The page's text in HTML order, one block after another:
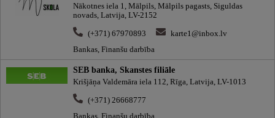
Nākotnes iela 1, Mālpils, Mālpils pagasts, Siguldas
novads, Latvija, LV-2152
(+371) 67970893
karte1@inbox.lv
Bankas, Finanšu darbība
SEB banka, Skanstes filiāle
Krišjāņa Valdemāra iela 112, Rīga, Latvija, LV-1013
(+371) 26668777
Bankas, Finanšu darbība